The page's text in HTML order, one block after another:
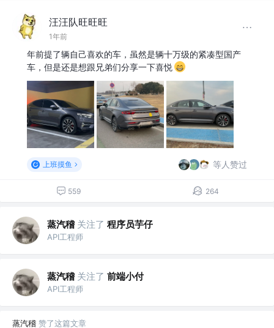
汪汪队旺旺旺
1年前
年前提了辆自己喜欢的车，虽然是辆十万级的紧凑型国产
车，但是还是想跟兄弟们分享一下喜悦
上班摸鱼 等人赞过
559 264
蒸汽稽 关注了 程序员芋仔
API工程师
蒸汽稽 关注了 前端小付
API工程师
蒸汽稽 赞了这篇文章